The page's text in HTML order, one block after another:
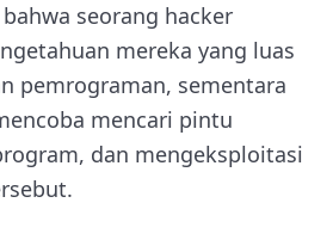
seorang hacker
mereka yang luas
pemrograman, sementara
mencari pintu
dan mengeksploitasi